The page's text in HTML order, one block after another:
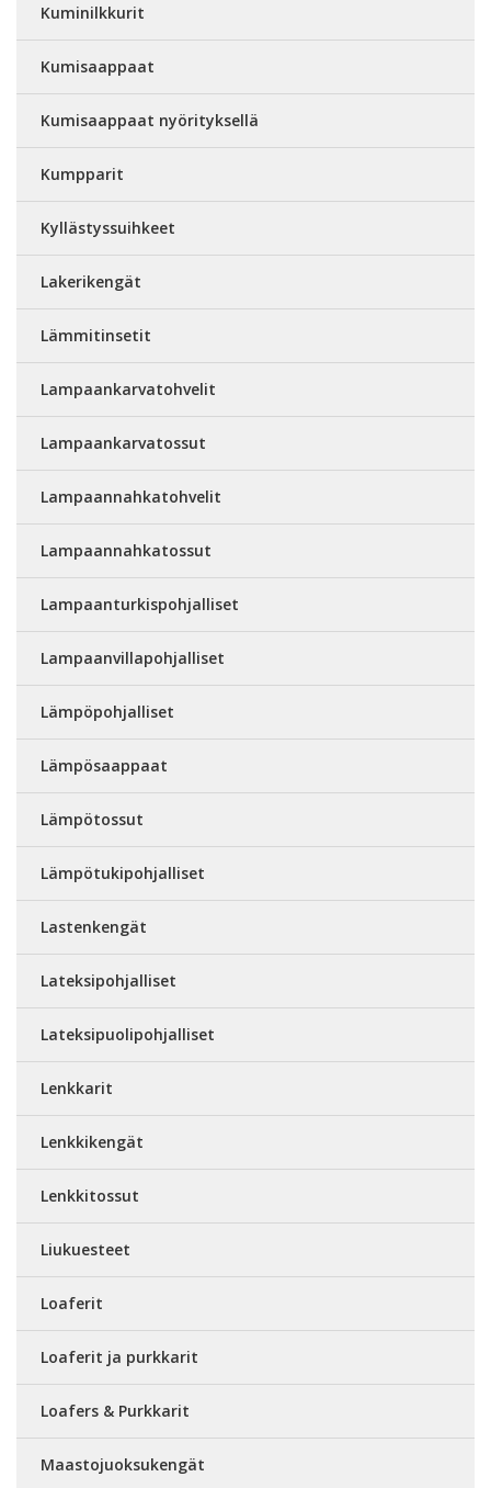
Kuminilkkurit
Kumisaappaat
Kumisaappaat nyörityksellä
Kumpparit
Kyllästyssuihkeet
Lakerikengät
Lämmitinsetit
Lampaankarvatohvelit
Lampaankarvatossut
Lampaannahkatohvelit
Lampaannahkatossut
Lampaanturkispohjalliset
Lampaanvillapohjalliset
Lämpöpohjalliset
Lämpösaappaat
Lämpötossut
Lämpötukipohjalliset
Lastenkengät
Lateksipohjalliset
Lateksipuolipohjalliset
Lenkkarit
Lenkkikengät
Lenkkitossut
Liukuesteet
Loaferit
Loaferit ja purkkarit
Loafers & Purkkarit
Maastojuoksukengät